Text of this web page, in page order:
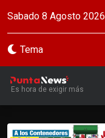
Sabado 8 Agosto 2026
Tema
Es hora de exigir más